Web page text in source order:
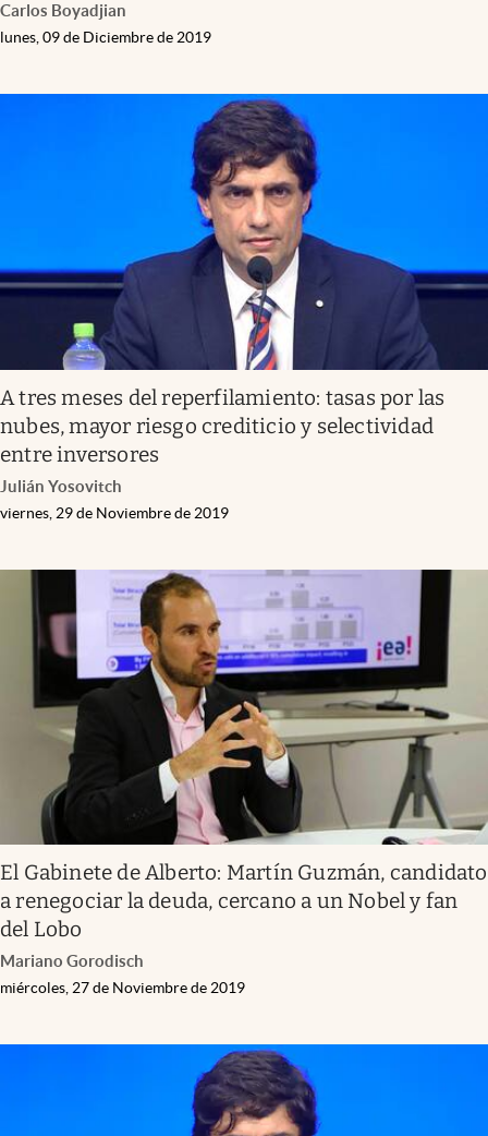
Carlos Boyadjian
lunes, 09 de Diciembre de 2019
A tres meses del reperfilamiento: tasas por las
nubes, mayor riesgo crediticio y selectividad
entre inversores
Julián Yosovitch
viernes, 29 de Noviembre de 2019
El Gabinete de Alberto: Martín Guzmán, candidato
a renegociar la deuda, cercano a un Nobel y fan
del Lobo
Mariano Gorodisch
miércoles, 27 de Noviembre de 2019